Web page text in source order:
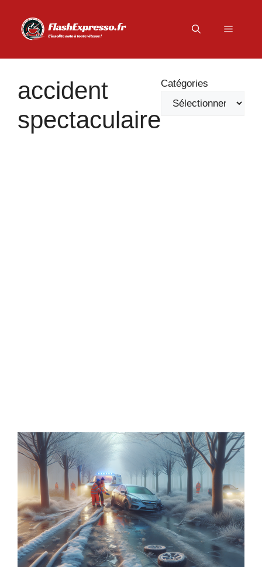
contenu
Menu
accident
spectaculaire
Catégories